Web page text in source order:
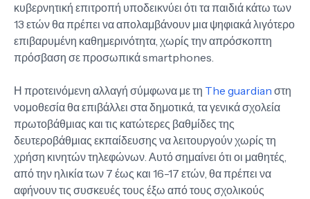
κυβερνητική επιτροπή υποδεικνύει ότι τα παιδιά κάτω των
13 ετών θα πρέπει να απολαμβάνουν μια ψηφιακά λιγότερο
επιβαρυμένη καθημερινότητα, χωρίς την απρόσκοπτη
πρόσβαση σε προσωπικά smartphones.
Η προτεινόμενη αλλαγή σύμφωνα με τη The guardian στη
νομοθεσία θα επιβάλλει στα δημοτικά, τα γενικά σχολεία
πρωτοβάθμιας και τις κατώτερες βαθμίδες της
δευτεροβάθμιας εκπαίδευσης να λειτουργούν χωρίς τη
χρήση κινητών τηλεφώνων. Αυτό σημαίνει ότι οι μαθητές,
από την ηλικία των 7 έως και 16-17 ετών, θα πρέπει να
αφήνουν τις συσκευές τους έξω από τους σχολικούς